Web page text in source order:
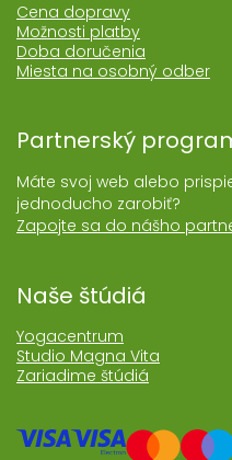
Cena dopravy
Možnosti platby
Doba doručenia
Miesta na osobný odber
Partnerský
Máte svoj web alebo
jednoducho zarobiť?
Zapojte sa do nášho
Naše štúdiá
Yogacentrum
Studio Magna Vita
Zariadime štúdiá